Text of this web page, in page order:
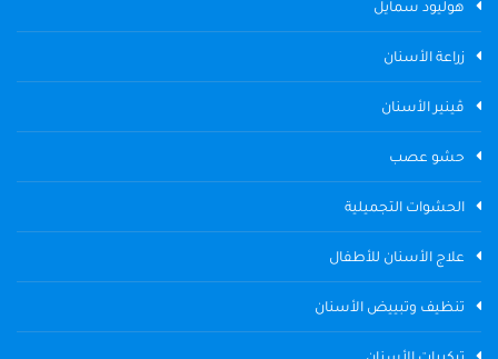
هوليود سمايل
زراعة الأسنان
ڤينير الأسنان
حشو عصب
الحشوات التجميلية
علاج الأسنان للأطفال
تنظيف وتبييض الأسنان